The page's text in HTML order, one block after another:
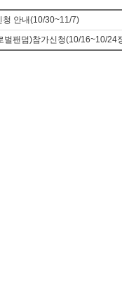
청 안내(10/30~11/7)
벌팬덤)참가신청(10/16~10/24